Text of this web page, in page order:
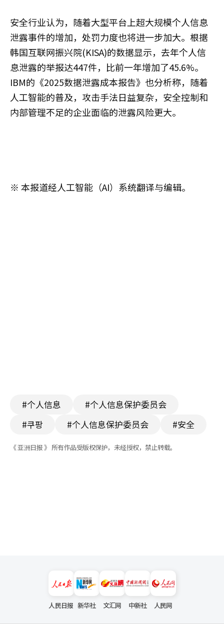
安全行业认为，随着大型平台上超大规模个人信息
泄露事件的增加，处罚力度也将进一步加大。根据
韩国互联网振兴院(KISA)的数据显示，去年个人信
息泄露的举报达447件，比前一年增加了45.6%。
IBM的《2025数据泄露成本报告》也分析称，随着
人工智能的普及，攻击手法日益复杂，安全控制和
内部管理不足的企业面临的泄露风险更大。
※ 本报道经人工智能（AI）系统翻译与编辑。
#个人信息
#个人信息保护委员会
#쿠팡
#个人信息保护委员会 #安全
《 亚洲日报 》 所有作品受版权保护，未经授权，禁止转载。
人民日报 新华社 文汇网 中新社 人民网